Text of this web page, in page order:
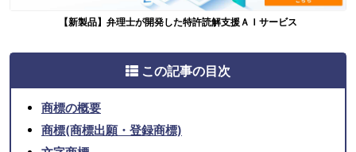
【新製品】弁理士が開発した特許読解支援ＡＩサービス
この記事の目次
商標の概要
商標(商標出願・登録商標)